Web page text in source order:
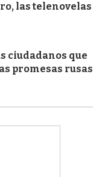
las telenovelas
ciudadanos que
promesas rusas